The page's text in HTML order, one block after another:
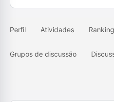
Perfil Atividades Ranking
Grupos de discussão